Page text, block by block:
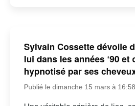
Sylvain Cossette dévoile
lui dans les années ‘90 et
hypnotisé par ses
Publié le dimanche 15 mars à 16:58